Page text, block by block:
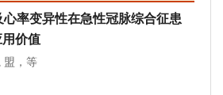
率变异性在急性冠脉综合征患
价值
盟，等